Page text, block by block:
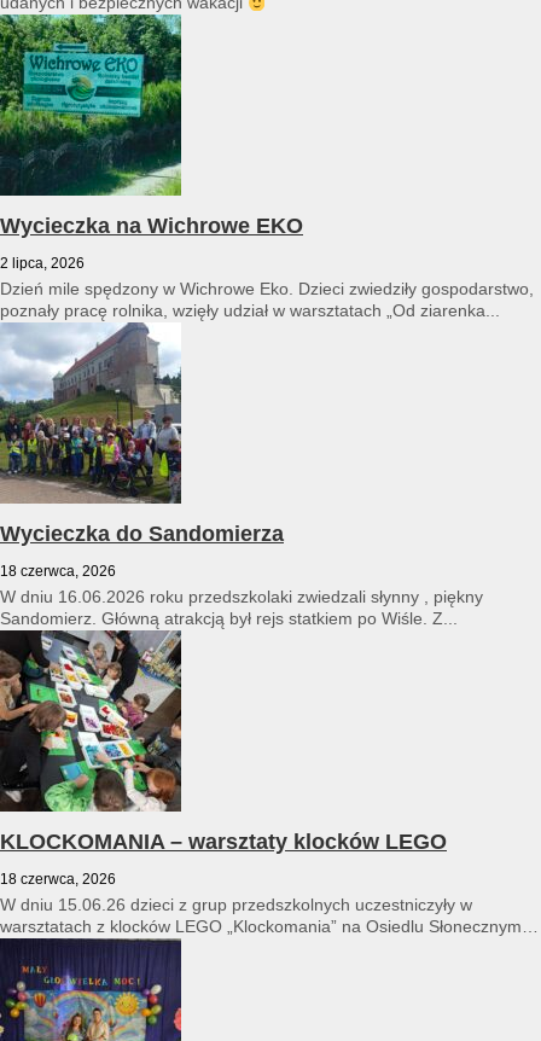
Wycieczka na Wichrowe EKO
2 lipca, 2026
Dzień mile spędzony w Wichrowe Eko. Dzieci zwiedziły gospodarstwo,
poznały pracę rolnika, wzięły udział w warsztatach „Od ziarenka...
Wycieczka do Sandomierza
18 czerwca, 2026
W dniu 16.06.2026 roku przedszkolaki zwiedzali słynny , piękny
Sandomierz. Główną atrakcją był rejs statkiem po Wiśle. Z...
KLOCKOMANIA – warsztaty klocków LEGO
18 czerwca, 2026
W dniu 15.06.26 dzieci z grup przedszkolnych uczestniczyły w
warsztatach z klocków LEGO „Klockomania” na Osiedlu Słonecznym